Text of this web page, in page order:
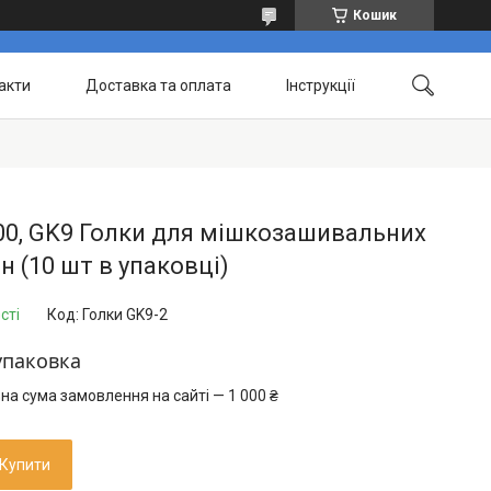
Кошик
Доставка та оплата Інструкції
GK9 Голки для мішкозашивальних
(10 шт в упаковці)
Код: Голки GK9-2
сума замовлення на сайті — 1 000 ₴
Купити